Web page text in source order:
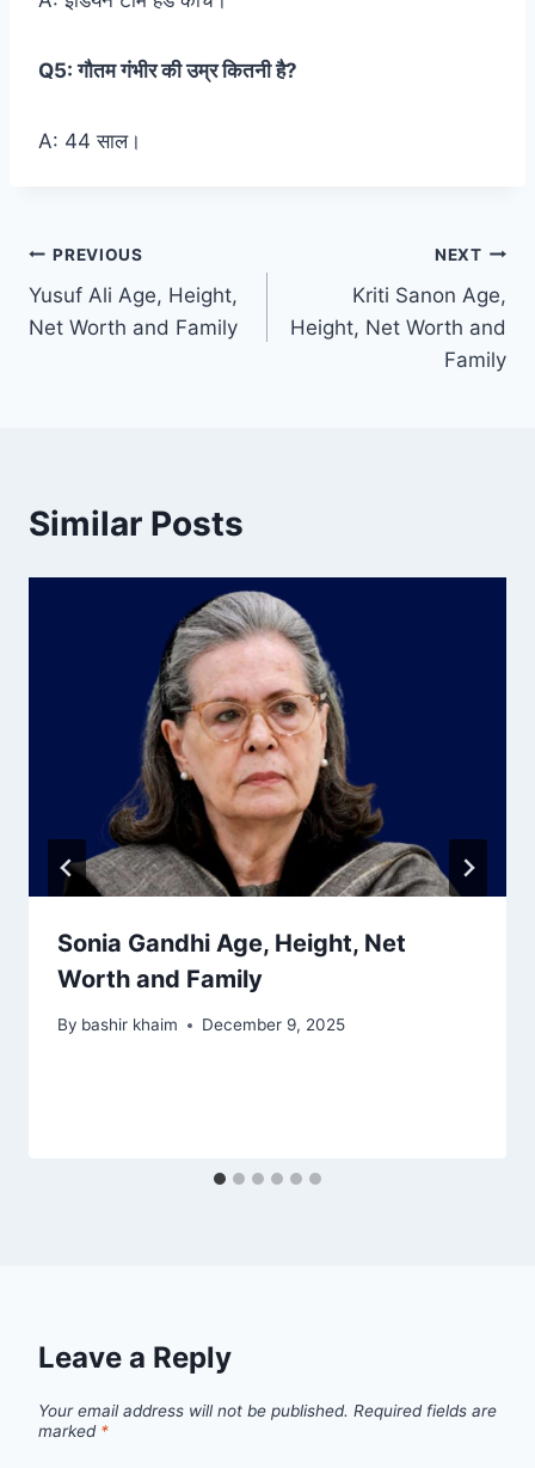
Q5: गौतम गंभीर की उम्र कितनी है?
A: 44 साल।
Post
navigation
PREVIOUS
Yusuf Ali Age, Height,
Net Worth and Family
NEXT
Kriti Sanon Age,
Height, Net Worth and
Family
Similar Posts
Sonia Gandhi Age, Height, Net
Worth and Family
By bashir khaim December 9, 2025
Leave a Reply
Your email address will not be published. Required fields are
marked *